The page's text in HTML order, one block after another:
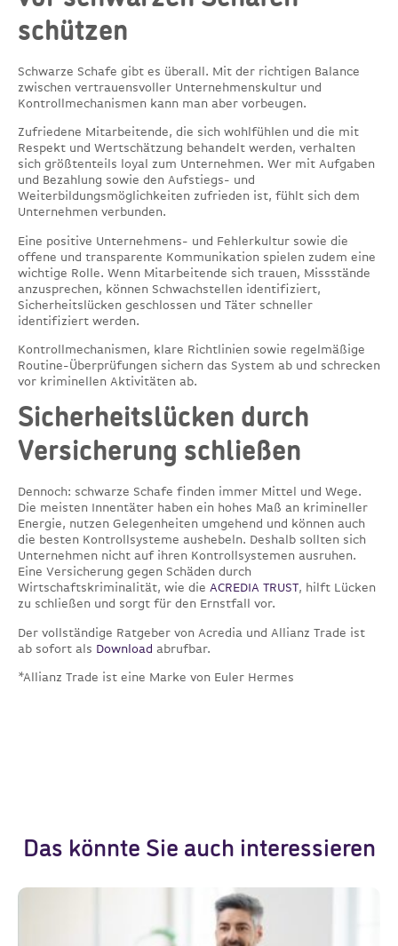
schützen
Schwarze Schafe gibt es überall. Mit der richtigen Balance
zwischen vertrauensvoller Unternehmenskultur und
Kontrollmechanismen kann man aber vorbeugen.
Zufriedene Mitarbeitende, die sich wohlfühlen und die mit
Respekt und Wertschätzung behandelt werden, verhalten
sich größtenteils loyal zum Unternehmen. Wer mit Aufgaben
und Bezahlung sowie den Aufstiegs- und
Weiterbildungsmöglichkeiten zufrieden ist, fühlt sich dem
Unternehmen verbunden.
Eine positive Unternehmens- und Fehlerkultur sowie die
offene und transparente Kommunikation spielen zudem eine
wichtige Rolle. Wenn Mitarbeitende sich trauen, Missstände
anzusprechen, können Schwachstellen identifiziert,
Sicherheitslücken geschlossen und Täter schneller
identifiziert werden.
Kontrollmechanismen, klare Richtlinien sowie regelmäßige
Routine-Überprüfungen sichern das System ab und schrecken
vor kriminellen Aktivitäten ab.
Sicherheitslücken durch
Versicherung schließen
Dennoch: schwarze Schafe finden immer Mittel und Wege.
Die meisten Innentäter haben ein hohes Maß an krimineller
Energie, nutzen Gelegenheiten umgehend und können auch
die besten Kontrollsysteme aushebeln. Deshalb sollten sich
Unternehmen nicht auf ihren Kontrollsystemen ausruhen.
Eine Versicherung gegen Schäden durch
Wirtschaftskriminalität, wie die ACREDIA TRUST, hilft Lücken
zu schließen und sorgt für den Ernstfall vor.
Der vollständige Ratgeber von Acredia und Allianz Trade ist
ab sofort als Download abrufbar.
*Allianz Trade ist eine Marke von Euler Hermes
Das könnte Sie auch interessieren